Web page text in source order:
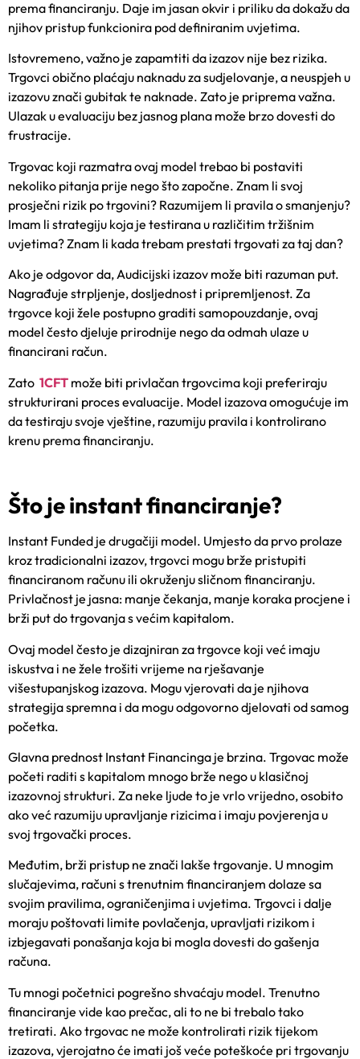
prema financiranju. Daje im jasan okvir i priliku da dokažu da
njihov pristup funkcionira pod definiranim uvjetima.
Istovremeno, važno je zapamtiti da izazov nije bez rizika.
Trgovci obično plaćaju naknadu za sudjelovanje, a neuspjeh u
izazovu znači gubitak te naknade. Zato je priprema važna.
Ulazak u evaluaciju bez jasnog plana može brzo dovesti do
frustracije.
Trgovac koji razmatra ovaj model trebao bi postaviti
nekoliko pitanja prije nego što započne. Znam li svoj
prosječni rizik po trgovini? Razumijem li pravila o smanjenju?
Imam li strategiju koja je testirana u različitim tržišnim
uvjetima? Znam li kada trebam prestati trgovati za taj dan?
Ako je odgovor da, Audicijski izazov može biti razuman put.
Nagrađuje strpljenje, dosljednost i pripremljenost. Za
trgovce koji žele postupno graditi samopouzdanje, ovaj
model često djeluje prirodnije nego da odmah ulaze u
financirani račun.
Zato 1CFT može biti privlačan trgovcima koji preferiraju
strukturirani proces evaluacije. Model izazova omogućuje im
da testiraju svoje vještine, razumiju pravila i kontrolirano
krenu prema financiranju.
Što je instant financiranje?
Instant Funded je drugačiji model. Umjesto da prvo prolaze
kroz tradicionalni izazov, trgovci mogu brže pristupiti
financiranom računu ili okruženju sličnom financiranju.
Privlačnost je jasna: manje čekanja, manje koraka procjene i
brži put do trgovanja s većim kapitalom.
Ovaj model često je dizajniran za trgovce koji već imaju
iskustva i ne žele trošiti vrijeme na rješavanje
višestupanjskog izazova. Mogu vjerovati da je njihova
strategija spremna i da mogu odgovorno djelovati od samog
početka.
Glavna prednost Instant Financinga je brzina. Trgovac može
početi raditi s kapitalom mnogo brže nego u klasičnoj
izazovnoj strukturi. Za neke ljude to je vrlo vrijedno, osobito
ako već razumiju upravljanje rizicima i imaju povjerenja u
svoj trgovački proces.
Međutim, brži pristup ne znači lakše trgovanje. U mnogim
slučajevima, računi s trenutnim financiranjem dolaze sa
svojim pravilima, ograničenjima i uvjetima. Trgovci i dalje
moraju poštovati limite povlačenja, upravljati rizikom i
izbjegavati ponašanja koja bi mogla dovesti do gašenja
računa.
Tu mnogi početnici pogrešno shvaćaju model. Trenutno
financiranje vide kao prečac, ali to ne bi trebalo tako
tretirati. Ako trgovac ne može kontrolirati rizik tijekom
izazova, vjerojatno će imati još veće poteškoće pri trgovanju